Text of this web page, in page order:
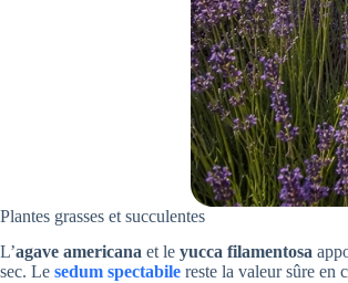
Plantes grasses et succulentes
L’agave americana et le yucca filamentosa
sec. Le sedum spectabile reste la valeur sûre en